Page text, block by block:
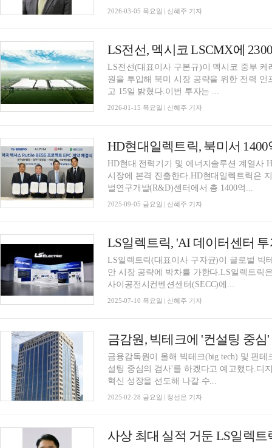
2026-03-05 목요일 | 신혜주 기자
LS전선(대표이사 구본규)이 멕시코 중부
원을 투입해 북미 시장 공략을 위한 전력
고 15일 밝혔다.이번 투자는 ...
2026-01-15 목요일 | 신혜주 기자
HD현대일렉트릭, 북미서
HD현대 전력기기 및 에너지솔루션 계열사
시장에 본격 진출한다.HD현대일렉트릭은
벌연구개발(R&D)센터에서 총 1400억...
2025-09-05 금요일 | 신혜주 기자
LS일렉트릭, 'AI 데이터센터
LS일렉트릭(대표이사 구자균)이 글로벌 빅
안 시장 공략에 박차를 가한다.LS일렉트릭
사이공전시컨벤션센터(SECC)에...
2025-07-10 목요일 | 신혜주 기자
금감원, 빅테크에 '컨설팅 중
금융감독원이 올해 빅테크(big tech) 및 핀
설팅 중심의 검사'를 하겠다고 예고했다.디
혁신 성장을 선도해 나갈 수...
2025-02-28 금요일 | 정선은 기자